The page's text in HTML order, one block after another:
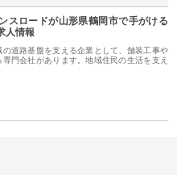
スロードが山形県鶴岡市で手がける
人情報
の道路基盤を支える企業として、舗装工事や
門会社があります。地域住民の生活を支え